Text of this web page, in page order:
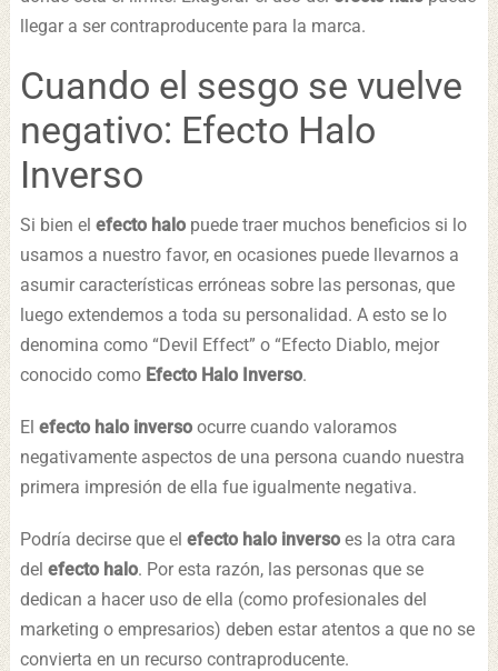
llegar a ser contraproducente para la marca.
Cuando el sesgo se vuelve
negativo: Efecto Halo
Inverso
Si bien el efecto halopuede traer muchos beneficios si lo
usamos a nuestro favor, en ocasiones puede llevarnos a
asumir características erróneas sobre las personas, que
luego extendemos a toda su personalidad. A esto se lo
denomina como “Devil Effect” o “Efecto Diablo, mejor
conocido como Efecto Halo Inverso.
El efecto halo inversoocurre cuando valoramos
negativamente aspectos de una persona cuando nuestra
primera impresión de ella fue igualmente negativa.
Podría decirse que el efecto halo inversoes la otra cara
del efecto halo. Por esta razón, las personas que se
dedican a hacer uso de ella (como profesionales del
marketing o empresarios) deben estar atentos a que no se
convierta en un recurso contraproducente.